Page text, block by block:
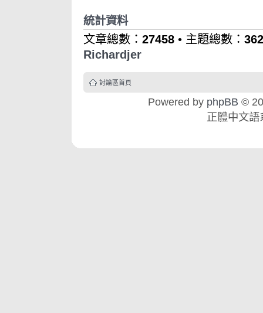
統計資料
文章總數： 27458 • 主題總數： 362
Richardjer
討論區首頁
Powered by phpBB ©
正體中文